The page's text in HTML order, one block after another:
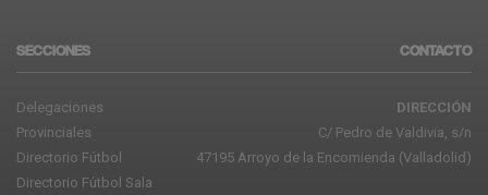
SECCIONES
Delegaciones
Provinciales
Directorio Fútbol
Directorio Fútbol Sala
CONTACTO
DIRECCIÓN
C/ Pedro de Valdivia, s/n
47195 Arroyo de la Encomienda (Valladolid)